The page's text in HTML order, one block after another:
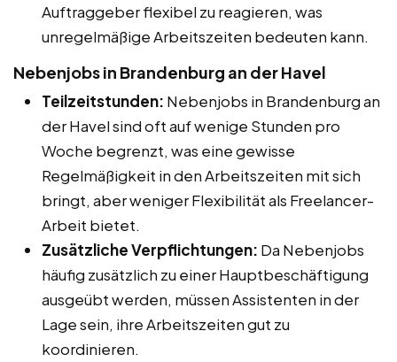
Auftraggeber flexibel zu reagieren, was
unregelmäßige Arbeitszeiten bedeuten kann.
Nebenjobs in Brandenburg an der Havel
Teilzeitstunden: Nebenjobs in Brandenburg an
der Havel sind oft auf wenige Stunden pro
Woche begrenzt, was eine gewisse
Regelmäßigkeit in den Arbeitszeiten mit sich
bringt, aber weniger Flexibilität als Freelancer-
Arbeit bietet.
Zusätzliche Verpflichtungen: Da Nebenjobs
häufig zusätzlich zu einer Hauptbeschäftigung
ausgeübt werden, müssen Assistenten in der
Lage sein, ihre Arbeitszeiten gut zu
koordinieren.